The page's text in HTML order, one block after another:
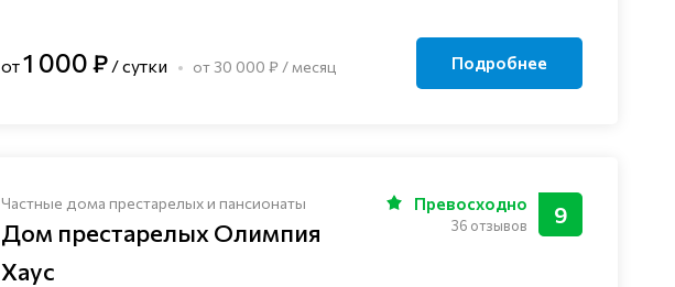
от1 000 ₽ / сутки от 30 000 ₽ / месяц Подробнее
Частные дома престарелых и пансионаты
Дом престарелых Олимпия
Хаус
9
Превосходно
36 отзывов